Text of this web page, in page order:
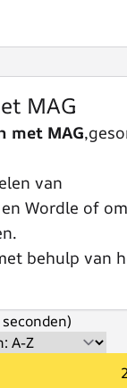
MAG
met MAG
van
Wordle of
behulp van